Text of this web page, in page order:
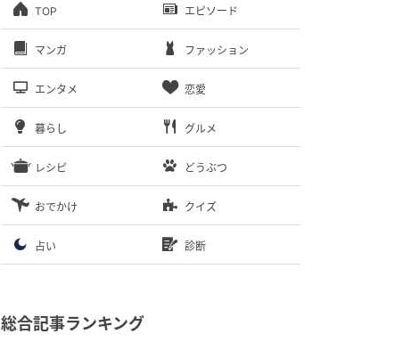
TOP エピソード
マンガ ファッション
エンタメ 恋愛
暮らし グルメ
レシピ どうぶつ
おでかけ クイズ
占い 診断
総合記事ランキング